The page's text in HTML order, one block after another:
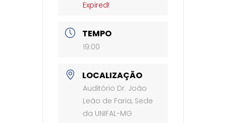
Expired!
TEMPO
19:00
LOCALIZAÇÃO
Auditório Dr. João
Leão de Faria, Sede
da UNIFAL-MG